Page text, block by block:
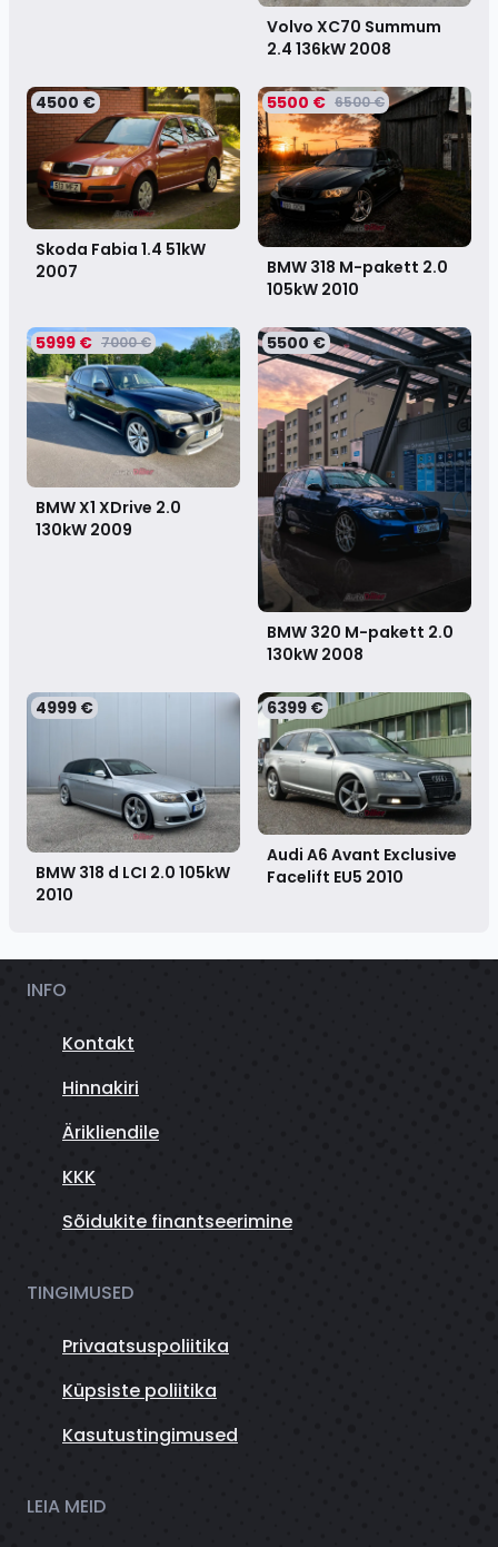
Volvo XC70 Summum
2.4 136kW 2008
4500 €
Skoda Fabia 1.4 51kW
2007
5500 € 6500 €
BMW 318 M-pakett 2.0
105kW 2010
5999 € 7000 €
BMW X1 XDrive 2.0
130kW 2009
5500 €
BMW 320 M-pakett 2.0
130kW 2008
4999 €
BMW 318 d LCI 2.0 105kW
2010
6399 €
Audi A6 Avant Exclusive
Facelift EU5 2010
INFO
Kontakt
Hinnakiri
Ärikliendile
KKK
Sõidukite finantseerimine
TINGIMUSED
Privaatsuspoliitika
Küpsiste poliitika
Kasutustingimused
LEIA MEID